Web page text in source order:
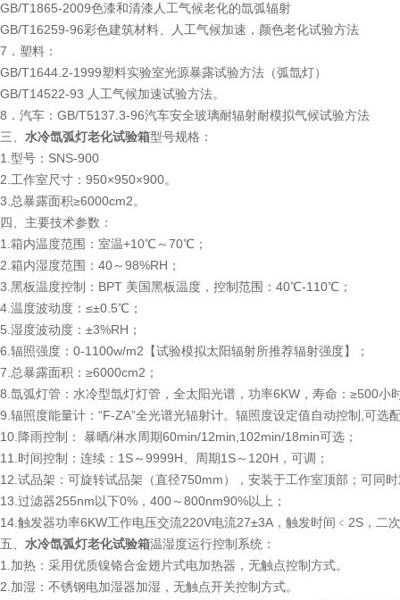
GB/T1865-2009色漆和清漆人工气候老化的氙弧辐射
GB/T16259-96彩色建筑材料、人工气候加速，颜色老化试验方法
7．塑料：
GB/T1644.2-1999塑料实验室光源暴露试验方法（弧氙灯）
GB/T14522-93 人工气候加速试验方法。
8．汽车：GB/T5137.3-96汽车安全玻璃耐辐射耐模拟气候试验方法
三、 水冷氙弧灯老化试验箱型号规格：
1.型号：SNS-900
2.工作室尺寸：950×950×900。
3.总暴露面积≥6000cm2。
四、主要技术参数：
1.箱内温度范围：室温+10℃～70℃；
2.箱内湿度范围：40～98%RH；
3.黑板温度控制：BPT 美国黑板温度，控制范围：40℃-110℃；
4.温度波动度：≤±0.5℃；
5.湿度波动度：±3%RH；
6.辐照强度：0-1100w/m2【试验模拟太阳辐射所推荐辐射强度】；
7.总暴露面积：≥6000cm2；
8.氙弧灯管：水冷型氙灯灯管，全太阳光谱，功率6KW，寿命：≥500小
9.辐照度能量计：“F-ZA”全光谱光辐射计。辐照度设定值自动控制,可选
10.降雨控制： 暴晒/淋水周期60min/12min,102min/18min可选；
11.时间控制：连续：1S～9999H、周期1S～120H，可调；
12.试品架：可旋转试品架（直径750mm），安装于工作室顶部；可同
13.过滤器255nm以下0%，400～800nm90%以上；
14.触发器功率6KW工作电压交流220V电流27±3A，触发时间﹤2S，二
五、 水冷氙弧灯老化试验箱温湿度运行控制系统：
1.加热：采用优质镍铬合金翅片式电加热器，无触点控制方式。
2.加湿：不锈钢电加湿器加湿，无触点开关控制方式。